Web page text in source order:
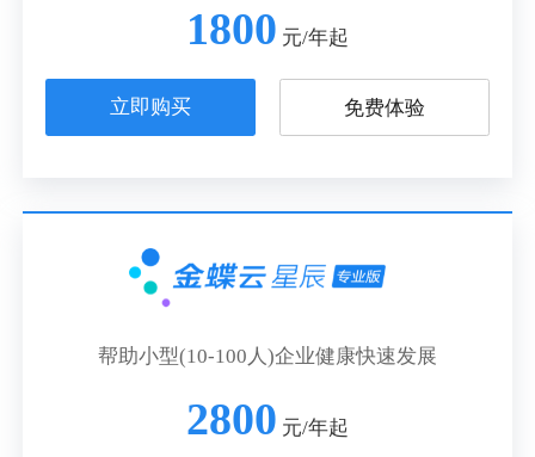
1800 元/年起
立即购买 免费体验
帮助小型(10-100人)企业健康快速发展
2800 元/年起